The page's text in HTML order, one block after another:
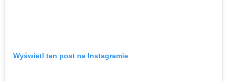
Wyświetl ten post na Instagramie